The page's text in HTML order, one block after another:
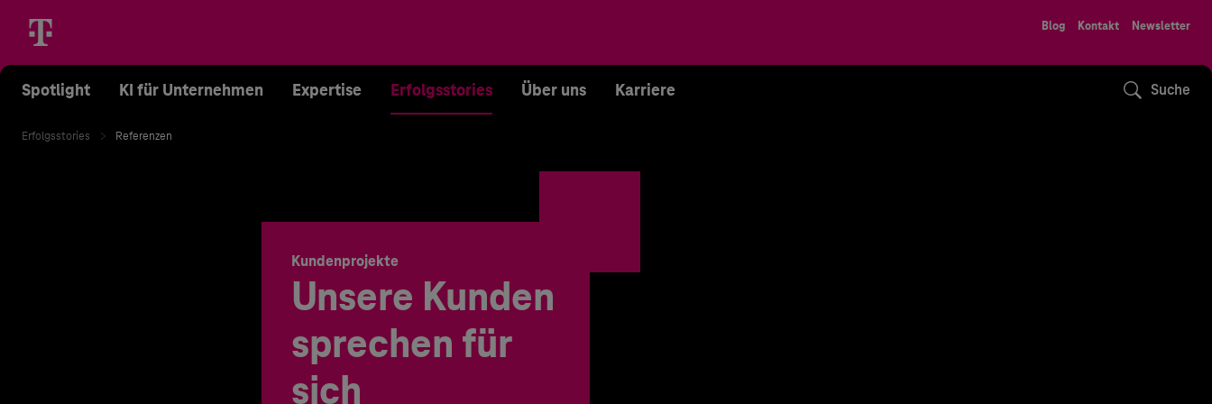
Blog Kontakt Newsletter
Spotlight KI für Unternehmen Expertise Erfolgsstories Über uns Karriere Suche
Erfolgsstories Referenzen
Kundenprojekte
Unsere Kunden
sprechen für
sich